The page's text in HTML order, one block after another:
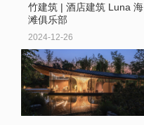
竹建筑 | 酒店建筑 Luna 海
滩俱乐部
2024-12-26